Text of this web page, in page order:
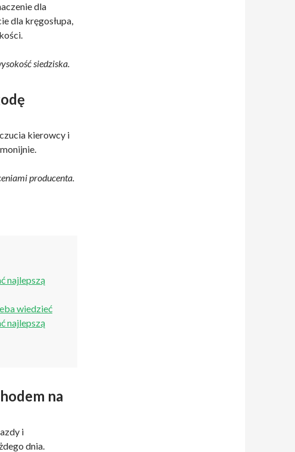
dla
dla kręgosłupa,
siedziska.
kierowcy i
producenta.
najlepszą
wiedzieć
najlepszą
na
i
dnia.